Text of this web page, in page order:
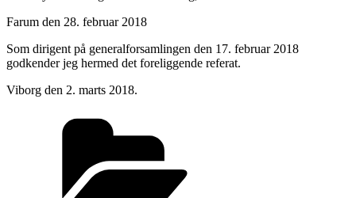
Farum den 28. februar 2018
Som dirigent på generalforsamlingen den 17. februar 2018
godkender jeg hermed det foreliggende referat.
Viborg den 2. marts 2018.